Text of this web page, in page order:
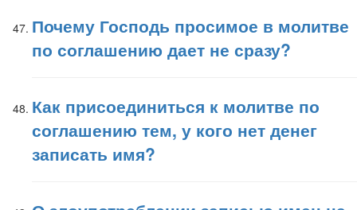
Почему Господь просимое в молитве
по соглашению дает не сразу?
Как присоединиться к молитве по
соглашению тем, у кого нет денег
записать имя?